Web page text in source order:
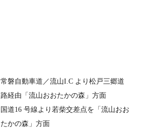
常磐自動車道／流山I.C より松戸三郷道
路経由「流山おおたかの森」方面
国道16 号線より若柴交差点を「流山おお
たかの森」方面